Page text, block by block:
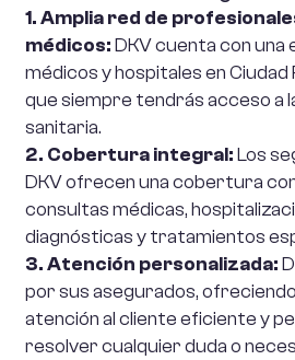
1. Amplia red de
médicos:DKV cuenta con una
médicos y hospitales en Ciudad
que siempre tendrás acceso a
sanitaria.
2. Cobertura integral:Los
DKV ofrecen una cobertura
consultas médicas,
diagnósticas y tratamientos
3. Atención personalizada:
por sus asegurados,
atención al cliente eficiente y
resolver cualquier duda o